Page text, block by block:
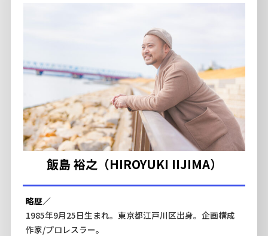
飯島 裕之（HIROYUKI IIJIMA）
略歴／
1985年9月25日生まれ。東京都江戸川区出身。企画構成
作家/プロレスラー。